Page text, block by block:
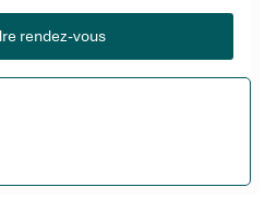
rendez-vous